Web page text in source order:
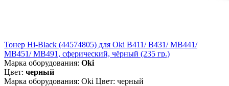
Тонер Hi-Black (44574805) для Oki B411/ B431/ MB441/
MB451/ MB491, сферический, чёрный (235 гр.)
Марка оборудования: Oki
Цвет: черный
Марка оборудования: Oki Цвет: черный